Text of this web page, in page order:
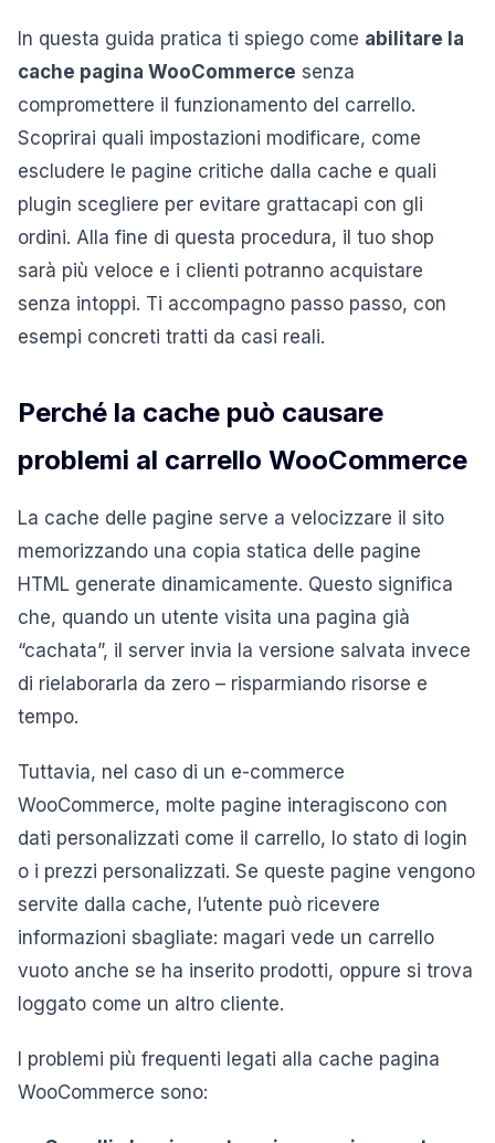
In questa guida pratica ti spiego come abilitare la
cache pagina WooCommerce senza
compromettere il funzionamento del carrello.
Scoprirai quali impostazioni modificare, come
escludere le pagine critiche dalla cache e quali
plugin scegliere per evitare grattacapi con gli
ordini. Alla fine di questa procedura, il tuo shop
sarà più veloce e i clienti potranno acquistare
senza intoppi. Ti accompagno passo passo, con
esempi concreti tratti da casi reali.
Perché la cache può causare
problemi al carrello WooCommerce
La cache delle pagine serve a velocizzare il sito
memorizzando una copia statica delle pagine
HTML generate dinamicamente. Questo significa
che, quando un utente visita una pagina già
“cachata”, il server invia la versione salvata invece
di rielaborarla da zero – risparmiando risorse e
tempo.
Tuttavia, nel caso di un e-commerce
WooCommerce, molte pagine interagiscono con
dati personalizzati come il carrello, lo stato di login
o i prezzi personalizzati. Se queste pagine vengono
servite dalla cache, l’utente può ricevere
informazioni sbagliate: magari vede un carrello
vuoto anche se ha inserito prodotti, oppure si trova
loggato come un altro cliente.
I problemi più frequenti legati alla cache pagina
WooCommerce sono: